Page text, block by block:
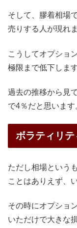
そして、膠着相場
売りする人が現れま
こうしてオプショ
極限まで低下します
過去の推移から見
で4％だと思います
ボラティリ
ただし相場という
ことはありえず、
その時にオプショ
いただけで大きな